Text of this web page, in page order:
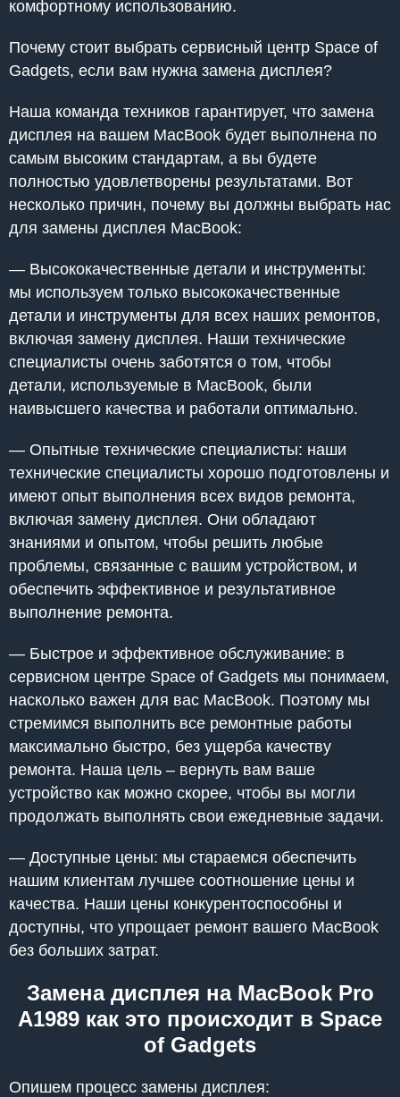
комфортному использованию.
Почему стоит выбрать сервисный центр Space of
Gadgets, если вам нужна замена дисплея?
Наша команда техников гарантирует, что замена
дисплея на вашем MacBook будет выполнена по
самым высоким стандартам, а вы будете
полностью удовлетворены результатами. Вот
несколько причин, почему вы должны выбрать нас
для замены дисплея MacBook:
— Высококачественные детали и инструменты:
мы используем только высококачественные
детали и инструменты для всех наших ремонтов,
включая замену дисплея. Наши технические
специалисты очень заботятся о том, чтобы
детали, используемые в MacBook, были
наивысшего качества и работали оптимально.
— Опытные технические специалисты: наши
технические специалисты хорошо подготовлены и
имеют опыт выполнения всех видов ремонта,
включая замену дисплея. Они обладают
знаниями и опытом, чтобы решить любые
проблемы, связанные с вашим устройством, и
обеспечить эффективное и результативное
выполнение ремонта.
— Быстрое и эффективное обслуживание: в
сервисном центре Space of Gadgets мы понимаем,
насколько важен для вас MacBook. Поэтому мы
стремимся выполнить все ремонтные работы
максимально быстро, без ущерба качеству
ремонта. Наша цель – вернуть вам ваше
устройство как можно скорее, чтобы вы могли
продолжать выполнять свои ежедневные задачи.
— Доступные цены: мы стараемся обеспечить
нашим клиентам лучшее соотношение цены и
качества. Наши цены конкурентоспособны и
доступны, что упрощает ремонт вашего MacBook
без больших затрат.
Замена дисплея на MacBook Pro
A1989 как это происходит в Space
of Gadgets
Опишем процесс замены дисплея: